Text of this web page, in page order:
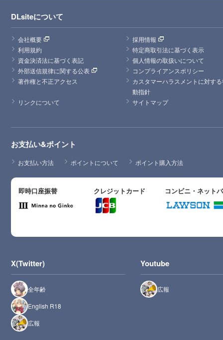
DLsiteについて
会社概要
採用情報
利用規約
特定商取引法に基づく表示
資金決済法に基づく表記
個人情報の取扱いについて
外部送信規律に関する公表
コンプライアンスポリシー
著作権と不正アクセス
カスタマーハラスメントに対す
動指針
リンクについて
サイトマップ
お支払い&ポイント
お支払い方法 ポイントについて ポイント購入方法
即時口座振替 クレジットカード コンビニ・ネット
X(Twitter)
全年齢
English R18
広報
Youtube
広報